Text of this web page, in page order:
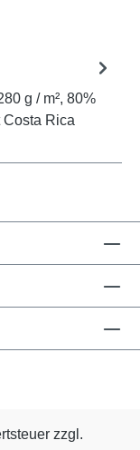
g / m², 80%
Costa Rica
zzgl.